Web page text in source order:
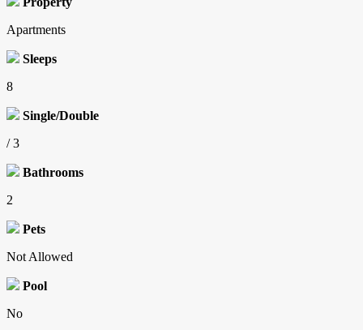
Apartments
Sleeps
8
Single/Double
/ 3
Bathrooms
2
Pets
Not Allowed
Pool
No